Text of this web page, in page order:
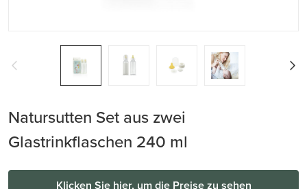
Natursutten Set aus zwei
Glastrinkflaschen 240 ml
Klicken Sie hier, um die Preise zu sehen